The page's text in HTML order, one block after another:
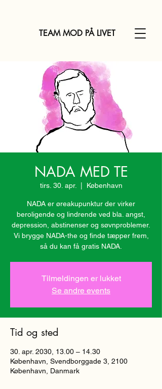
TEAM MOD PÅ LIVET
NADA MED TE
tirs. 30. apr. København
NADA er øreakupunktur der virker
beroligende og lindrende ved bla. angst,
depression, abstinenser og søvnproblemer.
Vi brygge NADA-the og finde tæpper frem,
så du kan få gratis NADA.
Tilmeldingen er lukket
Se andre events
Tid og sted
30. apr. 2030, 13.00 – 14.30
København, Svendborggade 3, 2100
København, Danmark